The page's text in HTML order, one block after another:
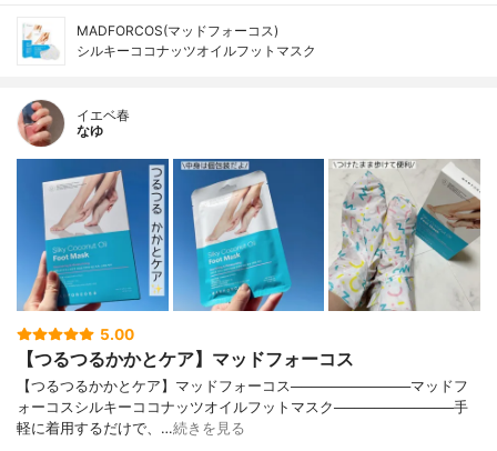
MADFORCOS(マッドフォーコス)
シルキーココナッツオイルフットマスク
イエベ春
なゆ
5.00
【つるつるかかとケア】マッドフォーコス
【つるつるかかとケア】マッドフォーコス────────────マッドフ
ォーコスシルキーココナッツオイルフットマスク────────────手
軽に着用するだけで、…続きを見る